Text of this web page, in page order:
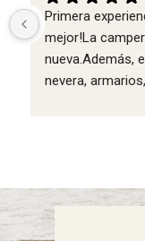
de
Ha sido una
100%. La
VanVaz ha
Repetimos